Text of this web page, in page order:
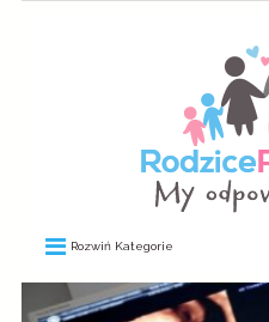
Rozwiń Kategorie